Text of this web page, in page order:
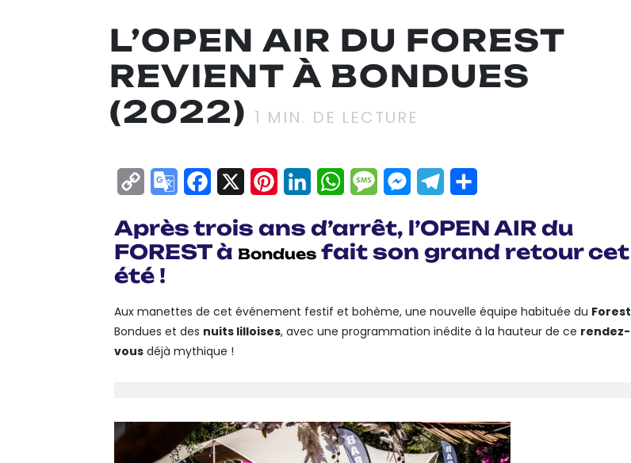
L’OPEN AIR DU FOREST
REVIENT À BONDUES
(2022) 1 MIN. DE LECTURE
Copy GoogleFacebook
X Pinterest
LinkedInWhatsApp
MessageMessenger
Telegram
Après trois ans d’arrêt, l’OPEN AIR du
FOREST à Bondues fait son grand retour cet
été !
Aux manettes de cet événement festif et bohème, une nouvelle équipe habituée du Forest
Bondues et des nuits lilloises, avec une programmation inédite à la hauteur de ce rendez-
vous déjà mythique !